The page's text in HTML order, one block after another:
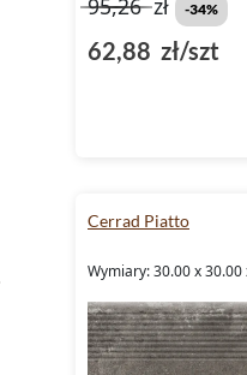
95,26zł -34%
62,88 zł/szt
Cerrad Piatto
Wymiary: 30.00 x 30.00